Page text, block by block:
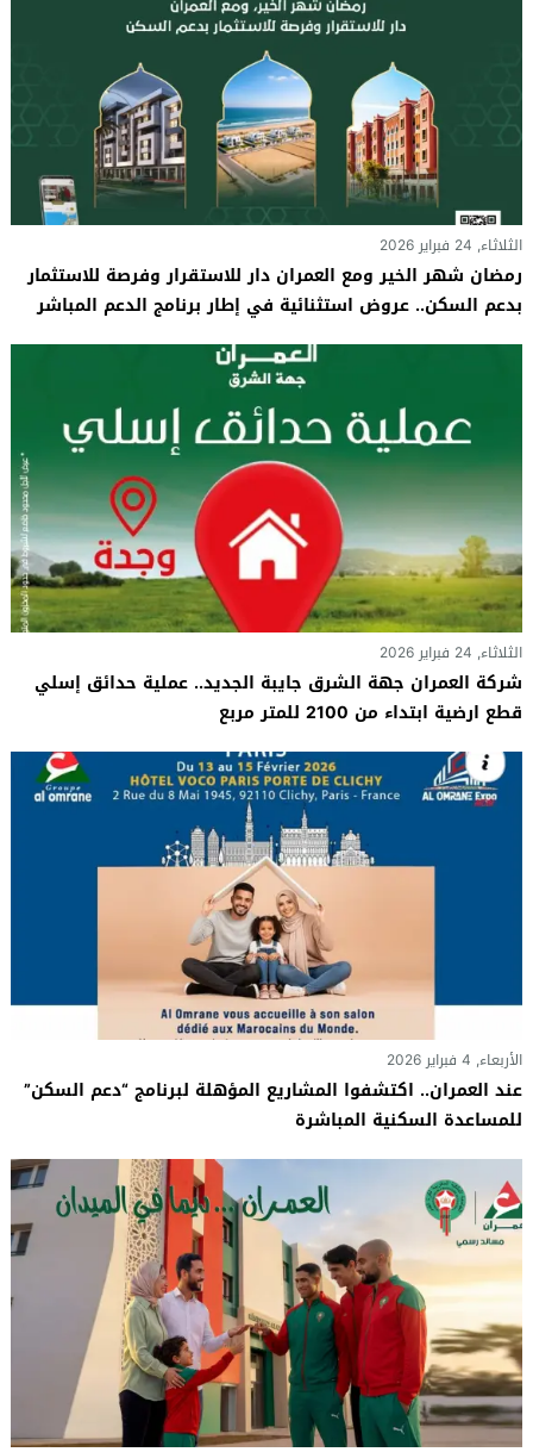
الثلاثاء, 24 فبراير 2026
رمضان شهر الخير ومع العمران دار للاستقرار وفرصة للاستثمار
بدعم السكن.. عروض استثنائية في إطار برنامج الدعم المباشر
الثلاثاء, 24 فبراير 2026
شركة العمران جهة الشرق جايبة الجديد.. عملية حدائق إسلي
قطع ارضية ابتداء من 2100 للمتر مربع
الأربعاء, 4 فبراير 2026
عند العمران.. اكتشفوا المشاريع المؤهلة لبرنامج “دعم السكن”
للمساعدة السكنية المباشرة